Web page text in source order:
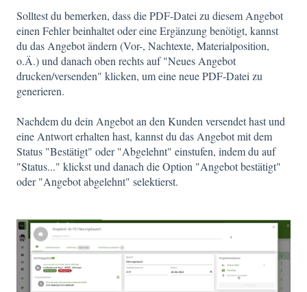
Solltest du bemerken, dass die PDF-Datei zu diesem Angebot
einen Fehler beinhaltet oder eine Ergänzung benötigt, kannst
du das Angebot ändern (Vor-, Nachtexte, Materialposition,
o.Ä.) und danach oben rechts auf "Neues Angebot
drucken/versenden" klicken, um eine neue PDF-Datei zu
generieren.
Nachdem du dein Angebot an den Kunden versendet hast und
eine Antwort erhalten hast, kannst du das Angebot mit dem
Status "Bestätigt" oder "Abgelehnt" einstufen, indem du auf
"Status..." klickst und danach die Option "Angebot bestätigt"
oder "Angebot abgelehnt" selektierst.